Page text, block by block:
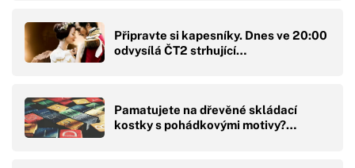
Připravte si kapesníky. Dnes ve 20:00
odvysílá ČT2 strhující…
Pamatujete na dřevěné skládací
kostky s pohádkovými motivy?…